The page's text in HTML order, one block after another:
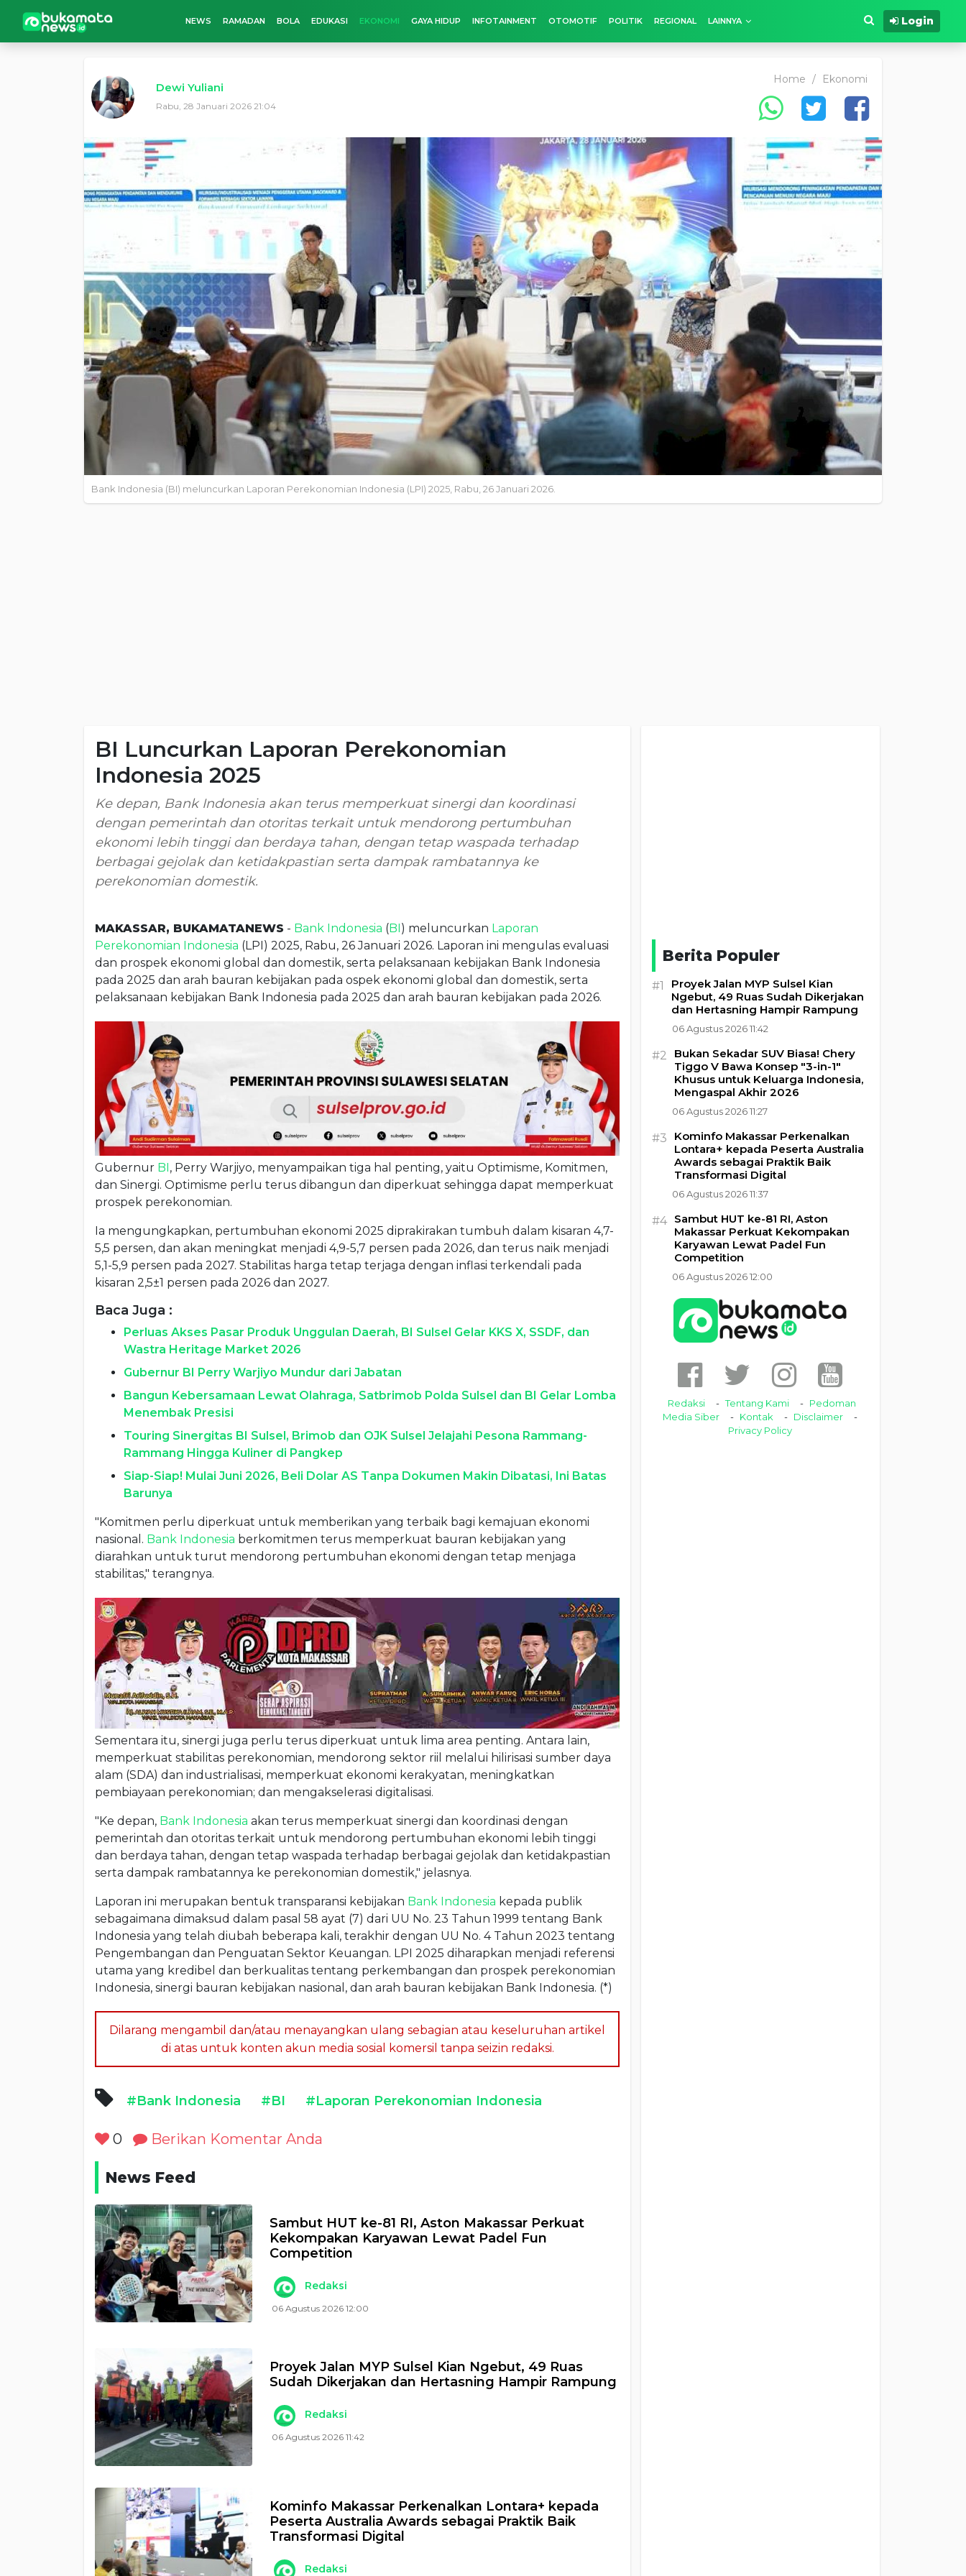
NEWS RAMADAN BOLA EDUKASI EKONOMI GAYA HIDUP INFOTAINMENT OTOMOTIF POLITIK REGIONAL LAINNYA Login
Dewi Yuliani
Rabu, 28 Januari 2026 21:04
Home / Ekonomi
Bank Indonesia (BI) meluncurkan Laporan Perekonomian Indonesia (LPI) 2025, Rabu, 26 Januari 2026.
BI Luncurkan Laporan Perekonomian
Indonesia 2025
Ke depan, Bank Indonesia akan terus memperkuat sinergi dan koordinasi
dengan pemerintah dan otoritas terkait untuk mendorong pertumbuhan
ekonomi lebih tinggi dan berdaya tahan, dengan tetap waspada terhadap
berbagai gejolak dan ketidakpastian serta dampak rambatannya ke
perekonomian domestik.
MAKASSAR, BUKAMATANEWS - Bank Indonesia (BI) meluncurkan Laporan
Perekonomian Indonesia (LPI) 2025, Rabu, 26 Januari 2026. Laporan ini mengulas evaluasi
dan prospek ekonomi global dan domestik, serta pelaksanaan kebijakan Bank Indonesia
pada 2025 dan arah bauran kebijakan pada ospek ekonomi global dan domestik, serta
pelaksanaan kebijakan Bank Indonesia pada 2025 dan arah bauran kebijakan pada 2026.
Gubernur BI , Perry Warjiyo, menyampaikan tiga hal penting, yaitu Optimisme, Komitmen,
dan Sinergi. Optimisme perlu terus dibangun dan diperkuat sehingga dapat memperkuat
prospek perekonomian.
Ia mengungkapkan, pertumbuhan ekonomi 2025 diprakirakan tumbuh dalam kisaran 4,7-
5,5 persen, dan akan meningkat menjadi 4,9-5,7 persen pada 2026, dan terus naik menjadi
5,1-5,9 persen pada 2027. Stabilitas harga tetap terjaga dengan inflasi terkendali pada
kisaran 2,5±1 persen pada 2026 dan 2027.
Baca Juga :
Perluas Akses Pasar Produk Unggulan Daerah, BI Sulsel Gelar KKS X, SSDF, dan
Wastra Heritage Market 2026
Gubernur BI Perry Warjiyo Mundur dari Jabatan
Bangun Kebersamaan Lewat Olahraga, Satbrimob Polda Sulsel dan BI Gelar Lomba
Menembak Presisi
Touring Sinergitas BI Sulsel, Brimob dan OJK Sulsel Jelajahi Pesona Rammang-
Rammang Hingga Kuliner di Pangkep
Siap-Siap! Mulai Juni 2026, Beli Dolar AS Tanpa Dokumen Makin Dibatasi, Ini Batas
Barunya
"Komitmen perlu diperkuat untuk memberikan yang terbaik bagi kemajuan ekonomi
nasional. Bank Indonesia berkomitmen terus memperkuat bauran kebijakan yang
diarahkan untuk turut mendorong pertumbuhan ekonomi dengan tetap menjaga
stabilitas," terangnya.
Sementara itu, sinergi juga perlu terus diperkuat untuk lima area penting. Antara lain,
memperkuat stabilitas perekonomian, mendorong sektor riil melalui hilirisasi sumber daya
alam (SDA) dan industrialisasi, memperkuat ekonomi kerakyatan, meningkatkan
pembiayaan perekonomian; dan mengakselerasi digitalisasi.
"Ke depan, Bank Indonesia akan terus memperkuat sinergi dan koordinasi dengan
pemerintah dan otoritas terkait untuk mendorong pertumbuhan ekonomi lebih tinggi
dan berdaya tahan, dengan tetap waspada terhadap berbagai gejolak dan ketidakpastian
serta dampak rambatannya ke perekonomian domestik," jelasnya.
Laporan ini merupakan bentuk transparansi kebijakan Bank Indonesia kepada publik
sebagaimana dimaksud dalam pasal 58 ayat (7) dari UU No. 23 Tahun 1999 tentang Bank
Indonesia yang telah diubah beberapa kali, terakhir dengan UU No. 4 Tahun 2023 tentang
Pengembangan dan Penguatan Sektor Keuangan. LPI 2025 diharapkan menjadi referensi
utama yang kredibel dan berkualitas tentang perkembangan dan prospek perekonomian
Indonesia, sinergi bauran kebijakan nasional, dan arah bauran kebijakan Bank Indonesia. (*)
Dilarang mengambil dan/atau menayangkan ulang sebagian atau keseluruhan artikel
di atas untuk konten akun media sosial komersil tanpa seizin redaksi.
#Bank Indonesia #BI #Laporan Perekonomian Indonesia
0 Berikan Komentar Anda
News Feed
Sambut HUT ke-81 RI, Aston Makassar Perkuat
Kekompakan Karyawan Lewat Padel Fun
Competition
Redaksi
06 Agustus 2026 12:00
Proyek Jalan MYP Sulsel Kian Ngebut, 49 Ruas
Sudah Dikerjakan dan Hertasning Hampir Rampung
Redaksi
06 Agustus 2026 11:42
Kominfo Makassar Perkenalkan Lontara+ kepada
Peserta Australia Awards sebagai Praktik Baik
Transformasi Digital
Redaksi
Berita Populer
#1
Proyek Jalan MYP Sulsel Kian
Ngebut, 49 Ruas Sudah Dikerjakan
dan Hertasning Hampir Rampung
06 Agustus 2026 11:42
#2
Bukan Sekadar SUV Biasa! Chery
Tiggo V Bawa Konsep "3-in-1"
Khusus untuk Keluarga Indonesia,
Mengaspal Akhir 2026
06 Agustus 2026 11:27
#3
Kominfo Makassar Perkenalkan
Lontara+ kepada Peserta Australia
Awards sebagai Praktik Baik
Transformasi Digital
06 Agustus 2026 11:37
#4 Sambut HUT ke-81 RI, Aston
Makassar Perkuat Kekompakan
Karyawan Lewat Padel Fun
Competition
06 Agustus 2026 12:00
Redaksi Tentang Kami
Pedoman
Media Siber
Kontak
Disclaimer
Privacy Policy